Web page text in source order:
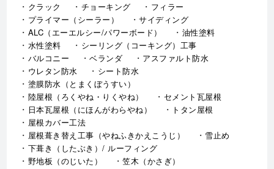
クラック チョーキング
フィラー
プライマー（シーラー）
サイディング
ALC（エーエルシー/パワーボード）
油性塗料
水性塗料
シーリング（コーキング）工事
バルコニー
ベランダ
アスファルト防水
ウレタン防水
シート防水
塗膜防水（とまくぼうすい）
陸屋根（ろくやね・りくやね）
セメント瓦屋根
日本瓦屋根（にほんがわらやね）
トタン屋根
屋根カバー工法
屋根葺き替え工事（やねふきかえこうじ）
雪止め
下葺き（したぶき）/ ルーフィング
野地板（のじいた）
笠木（かさぎ）